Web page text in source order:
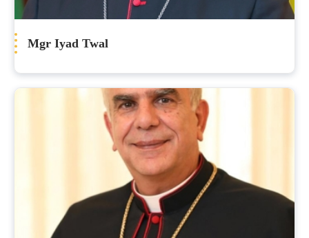
Mgr Iyad Twal